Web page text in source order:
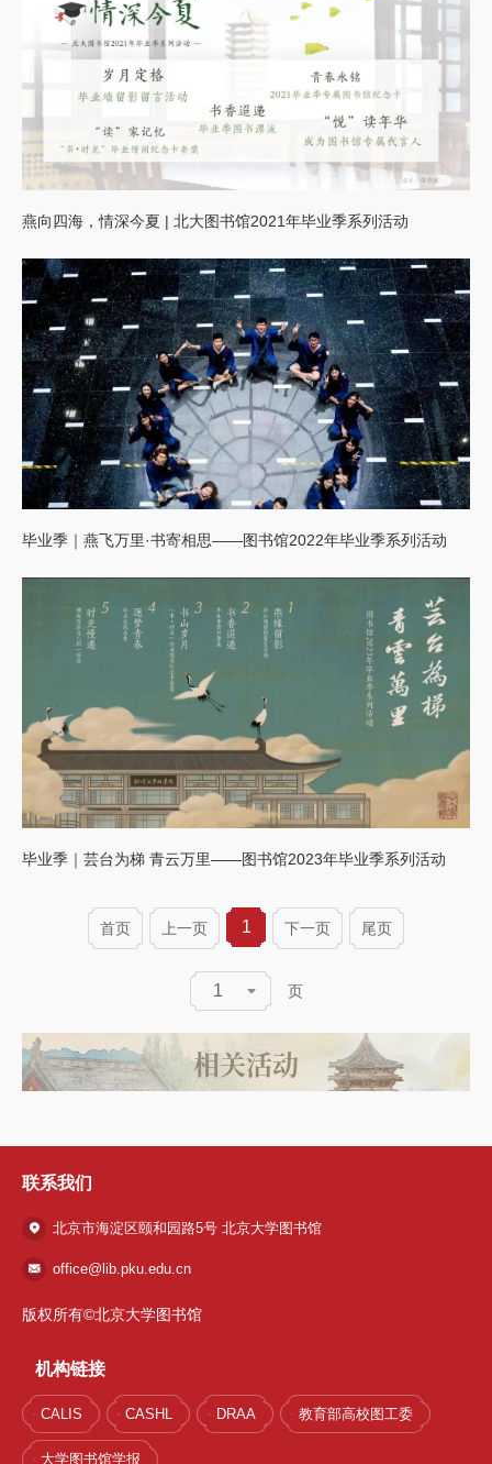
燕向四海，情深今夏 | 北大图书馆2021年毕业季系列活动
毕业季｜燕飞万里·书寄相思——图书馆2022年毕业季系列活动
毕业季｜芸台为梯 青云万里——图书馆2023年毕业季系列活动
首页 上一页 1 下一页 尾页
1 页
相关活动
联系我们
北京市海淀区颐和园路5号 北京大学图书馆
office@lib.pku.edu.cn
版权所有©北京大学图书馆
机构链接
CALIS CASHL DRAA 教育部高校图工委
大学图书馆学报